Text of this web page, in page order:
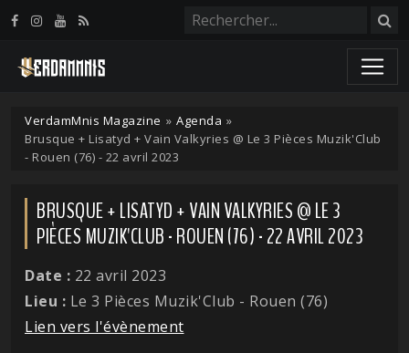
VerdamMnis Magazine » Agenda »
Brusque + Lisatyd + Vain Valkyries @ Le 3 Pièces Muzik'Club
- Rouen (76) - 22 avril 2023
BRUSQUE + LISATYD + VAIN VALKYRIES @ LE 3
PIÈCES MUZIK'CLUB - ROUEN (76) - 22 AVRIL 2023
Date : 22 avril 2023
Lieu : Le 3 Pièces Muzik'Club - Rouen (76)
Lien vers l'évènement
Panneau de gestion des cookies